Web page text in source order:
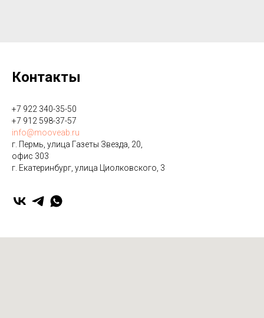
Контакты
+7 922 340-35-50
+7 912 598-37-57
info@mooveab.ru
г. Пермь, улица Газеты Звезда, 20,
офис 303
г. Екатеринбург, улица ​Циолковского, 3